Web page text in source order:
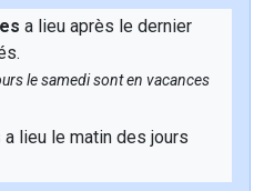
a lieu après le dernier
le samedi sont en vacances
a lieu le matin des jours